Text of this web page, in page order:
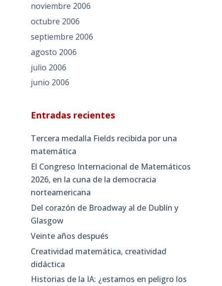
noviembre 2006
octubre 2006
septiembre 2006
agosto 2006
julio 2006
junio 2006
Entradas recientes
Tercera medalla Fields recibida por una
matemática
El Congreso Internacional de Matemáticos
2026, en la cuna de la democracia
norteamericana
Del corazón de Broadway al de Dublín y
Glasgow
Veinte años después
Creatividad matemática, creatividad
didáctica
Historias de la IA: ¿estamos en peligro los